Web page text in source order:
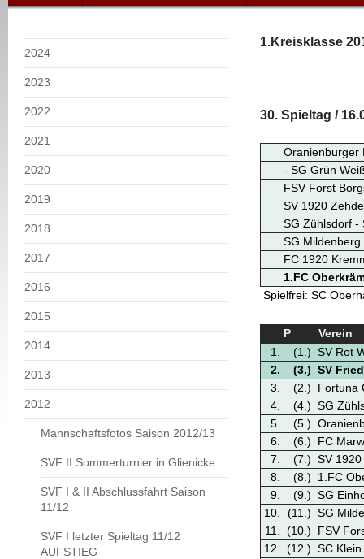
2024
2023
2022
2021
2020
2019
2018
2017
2016
2015
2014
2013
2012
Mannschaftsfotos Saison 2012/13
SVF II Sommerturnier in Glienicke
SVF I & II Abschlussfahrt Saison
11/12
SVF I letzter Spieltag 11/12
AUFSTIEG
1.Kreisklasse
30. Spieltag /
Oranienburger
- SG Grün
FSV Forst
SV 1920
SG Zühlsdorf -
SG
FC 1920
1.FC
Spielfrei: SC
P
Verein
1.
(1.) SV Rot
2.
(3.) SV
3.
(2.)
Fortuna
4.
(4.) SG
5.
(5.)
6.
(6.)
FC
7.
(7.) SV
8.
(8.)
1.FC
9.
(9.) SG
10.
(11.) SG
11.
(10.)
FSV
12.
(12.) SC